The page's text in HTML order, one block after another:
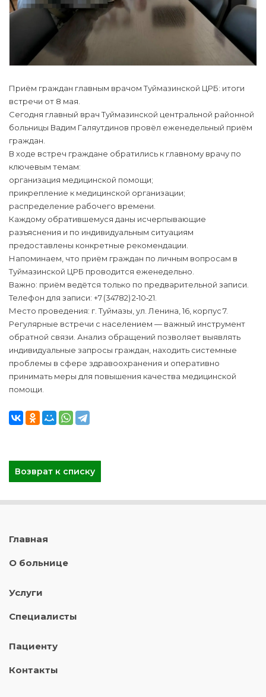
Приём граждан главным врачом Туймазинской ЦРБ: итоги
встречи от 8 мая.
Сегодня главный врач Туймазинской центральной районной
больницы Вадим Галяутдинов провёл еженедельный приём
граждан.
В ходе встреч граждане обратились к главному врачу по
ключевым темам:
организация медицинской помощи;
прикрепление к медицинской организации;
распределение рабочего времени.
Каждому обратившемуся даны исчерпывающие
разъяснения и по индивидуальным ситуациям
предоставлены конкретные рекомендации.
Напоминаем, что приём граждан по личным вопросам в
Туймазинской ЦРБ проводится еженедельно.
Важно: приём ведётся только по предварительной записи.
Телефон для записи: +7 (34782) 2‑10‑21.
Место проведения: г. Туймазы, ул. Ленина, 16, корпус 7.
Регулярные встречи с населением — важный инструмент
обратной связи. Анализ обращений позволяет выявлять
индивидуальные запросы граждан, находить системные
проблемы в сфере здравоохранения и оперативно
принимать меры для повышения качества медицинской
помощи.
Возврат к списку
Главная
О больнице
Услуги
Специалисты
Пациенту
Контакты